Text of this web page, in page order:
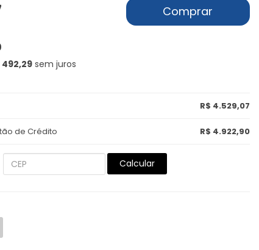
492,29sem juros
Comprar
R$ 4.529,07
de Crédito R$ 4.922,90
Calcular